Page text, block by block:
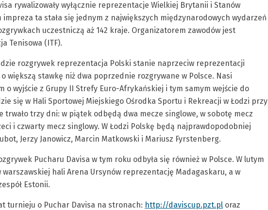
rywalizowały wyłącznie reprezentacje Wielkiej Brytanii i Stanów
impreza ta stała się jednym z największych międzynarodowych wydarzeń
uczestniczą aż 142 kraje. Organizatorem zawodów jest
Tenisowa (ITF).
rozgrywek reprezentacja Polski stanie naprzeciw reprezentacji
o większą stawkę niż dwa poprzednie rozgrywane w Polsce. Nasi
o wyjście z Grupy II Strefy Euro-Afrykańskiej i tym samym wejście do
się w Hali Sportowej Miejskiego Ośrodka Sportu i Rekreacji w Łodzi przy
trwało trzy dni: w piątek odbędą dwa mecze singlowe, w sobotę mecz
i czwarty mecz singlowy. W Łodzi Polskę będą najprawdopodobniej
Jerzy Janowicz, Marcin Matkowski i Mariusz Fyrstenberg.
Pucharu Davisa w tym roku odbyła się również w Polsce. W lutym
warszawskiej hali Arena Ursynów reprezentację Madagaskaru, a w
Estonii.
turnieju o Puchar Davisa na stronach: http://daviscup.pzt.pl oraz